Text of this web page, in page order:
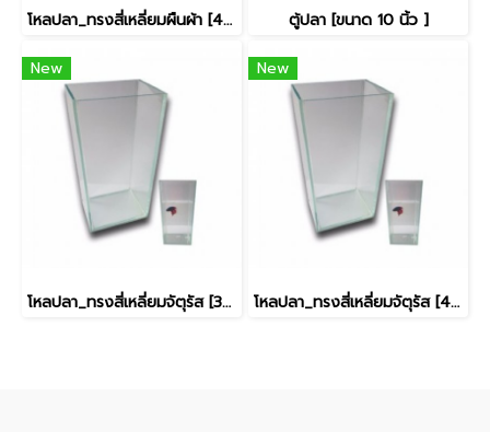
โหลปลา_ทรงสี่เหลี่ยมผืนผ้า [4x6นิ้ว] ตู้ปลา [ขนาด 10 นิ้ว ]
New
โหลปลา_ทรงสี่เหลี่ยมจัตุรัส [3x3นิ้ว]
New
โหลปลา_ทรงสี่เหลี่ยมจัตุรัส [4x4นิ้ว]